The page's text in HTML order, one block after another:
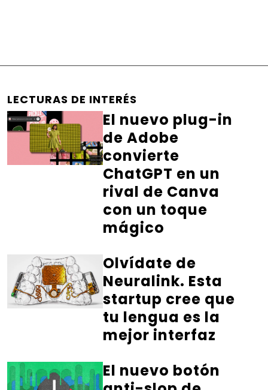
LECTURAS DE INTERÉS
El nuevo plug-in
de Adobe
convierte
ChatGPT en un
rival de Canva
con un toque
mágico
Olvídate de
Neuralink. Esta
startup cree que
tu lengua es la
mejor interfaz
El nuevo botón